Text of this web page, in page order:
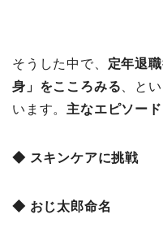
そうした中で、 定年退
身」をこころみる 、と
います。 主なエピソード
◆ スキンケアに挑戦
◆ おじ太郎命名